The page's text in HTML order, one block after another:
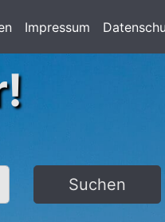
Impressum
Suchen